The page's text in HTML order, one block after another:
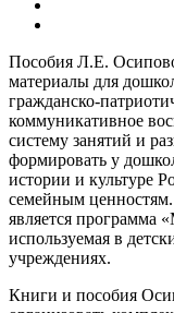
Пособия Л.Е.
материалы для
гражданско-
коммуникативное
систему занятий и
формировать у
истории и культуре
семейным ценностям.
является
используемая в
учреждениях.
Книги и пособия